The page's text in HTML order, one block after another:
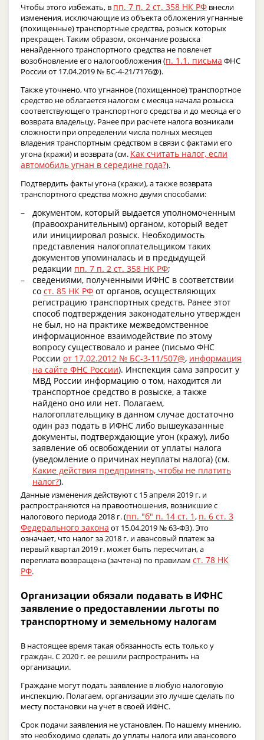
Чтобы этого избежать, в пп. 7 п. 2 ст. 358 НК РФ внесли
изменения, исключающие из объекта обложения угнанные
(похищенные) транспортные средства, розыск которых
прекращен. Таким образом, окончание розыска
ненайденного транспортного средства не повлечет
возобновление его налогообложения (п. 1.1. письма ФНС
России от 17.04.2019 № БС-4-21/7176@).
Также уточнено, что угнанное (похищенное) транспортное
средство не облагается налогом с месяца начала розыска
соответствующего транспортного средства и до месяца его
возврата владельцу. Ранее при расчете налога возникали
сложности при определении числа полных месяцев
владения транспортным средством в связи с фактами его
угона (кражи) и возврата (см. Как считать налог, если
автомобиль угнан в середине года?).
Подтвердить факты угона (кражи), а также возврата
транспортного средства можно двумя способами:
документом, который выдается уполномоченным
(правоохранительным) органом, который ведет
или инициировал розыск. Необходимость
представления налогоплательщиком таких
документов упоминалась и в предыдущей
редакции пп. 7 п. 2 ст. 358 НК РФ;
сведениями, полученными ИФНС в соответствии
со ст. 85 НК РФ от органов, осуществляющих
регистрацию транспортных средств. Ранее этот
способ подтверждения законодательно утвержден
не был, но на практике межведомственное
информационное взаимодействие по этому
вопросу существовало и ранее (письмо ФНС
России от 17.02.2012 № БС-3-11/507@, информация
на сайте ФНС России). Инспекция сама запросит у
МВД России информацию о том, находится ли
транспортное средство в розыске, а также
найдено оно или нет. Полагаем,
налогоплательщику в данном случае достаточно
один раз подать в ИФНС либо вышеуказанные
документы, подтверждающие угон (кражу), либо
заявление об освобождении от уплаты налога
(уведомление о причинах неуплаты налога) (см.
Какие действия предпринять, чтобы не платить
налог?).
Данные изменения действуют с 15 апреля 2019 г. и
распространяются на правоотношения, возникшие с
налогового периода 2018 г. (пп. "б" п. 14 ст. 1 , п. 6 ст. 3
Федерального закона от 15.04.2019 № 63-ФЗ). Это
означает, что налог за 2018 г. и авансовый платеж за
первый квартал 2019 г. может быть пересчитан, а
переплата возвращена (зачтена) по правилам ст. 78 НК
РФ.
Организации обязали подавать в ИФНС
заявление о предоставлении льготы по
транспортному и земельному налогам
В настоящее время такая обязанность есть только у
граждан. С 2020 г. ее решили распространить на
организации.
Граждане могут подать заявление в любую налоговую
инспекцию. Полагаем, организации это лучше сделать по
месту постановки на учет в своей ИФНС.
Срок подачи заявления не установлен. По нашему мнению,
это необходимо сделать до уплаты налога или авансового